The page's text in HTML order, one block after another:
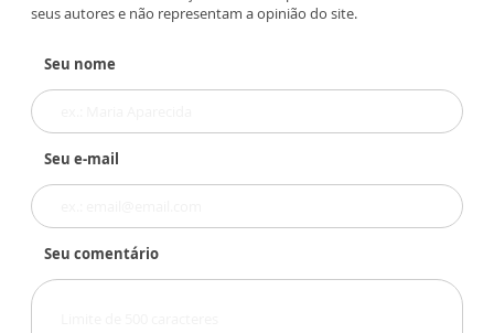
seus autores e não representam a opinião do site.
Seu nome
Seu e-mail
Seu comentário